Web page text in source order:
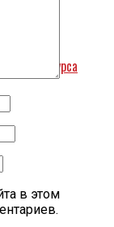
конкурса
в этом